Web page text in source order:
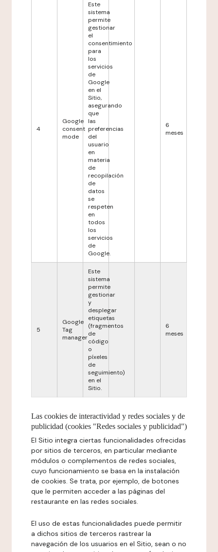
4
Google
consent
mode
Este
sistema
permite
gestionar
el
consentimiento
para
los
servicios
de
Google
en el
Sitio,
asegurando
que
las
preferencias
del
usuario
en
materia
de
recopilación
de
datos
se
respeten
en
todos
los
servicios
de
Google.
6
meses
5
Google
Tag
manager
Este
sistema
permite
gestionar
y
desplegar
etiquetas
(fragmentos
de
código
o
píxeles
de
seguimiento)
en el
Sitio.
6
meses
Las cookies de interactividad y redes sociales y de
publicidad (cookies "Redes sociales y publicidad")
El Sitio integra ciertas funcionalidades ofrecidas
por sitios de terceros, en particular mediante
módulos o complementos de redes sociales,
cuyo funcionamiento se basa en la instalación
de cookies. Se trata, por ejemplo, de botones
que le permiten acceder a las páginas del
restaurante en las redes sociales.
El uso de estas funcionalidades puede permitir
a dichos sitios de terceros rastrear la
navegación de los usuarios en el Sitio, sean o no